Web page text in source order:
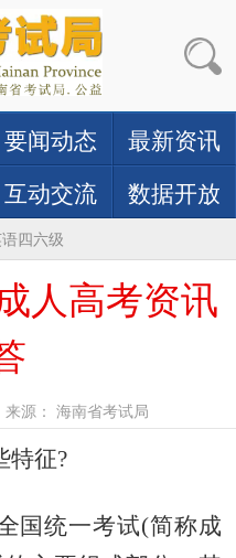
要闻动态
最新资讯
互动交流 数据开放
四六级
人高考资讯
来源： 海南省考试局
特征?
国统一考试(简称成